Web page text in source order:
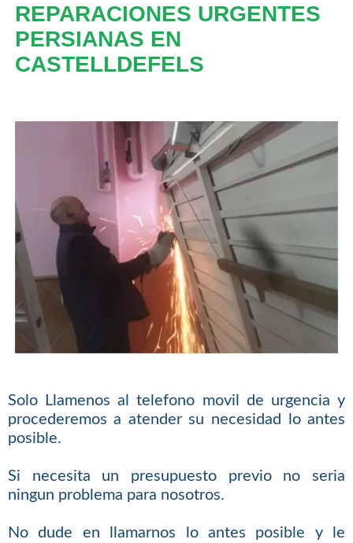
REPARACIONES URGENTES
PERSIANAS EN
CASTELLDEFELS
Solo Llamenos al telefono movil de urgencia y
procederemos a atender su necesidad lo antes
posible.
Si necesita un presupuesto previo no seria
ningun problema para nosotros.
No dude en llamarnos lo antes posible y le